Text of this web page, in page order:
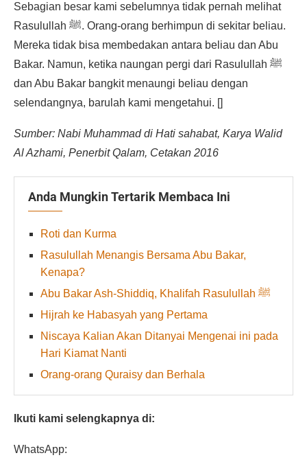
Sebagian besar kami sebelumnya tidak pernah melihat
Rasulullah ﷺ. Orang-orang berhimpun di sekitar beliau.
Mereka tidak bisa membedakan antara beliau dan Abu
Bakar. Namun, ketika naungan pergi dari Rasulullah ﷺ
dan Abu Bakar bangkit menaungi beliau dengan
selendangnya, barulah kami mengetahui. []
Sumber: Nabi Muhammad di Hati sahabat, Karya Walid
Al Azhami, Penerbit Qalam, Cetakan 2016
Anda Mungkin Tertarik Membaca Ini
Roti dan Kurma
Rasulullah Menangis Bersama Abu Bakar,
Kenapa?
Abu Bakar Ash-Shiddiq, Khalifah Rasulullah ﷺ
Hijrah ke Habasyah yang Pertama
Niscaya Kalian Akan Ditanyai Mengenai ini pada
Hari Kiamat Nanti
Orang-orang Quraisy dan Berhala
Ikuti kami selengkapnya di:
WhatsApp: